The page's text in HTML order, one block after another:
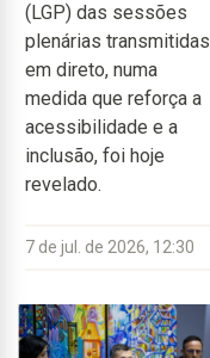
(LGP) das sessões
plenárias transmitidas
em direto, numa
medida que reforça a
acessibilidade e a
inclusão, foi hoje
revelado.
7 de jul. de 2026, 12:30